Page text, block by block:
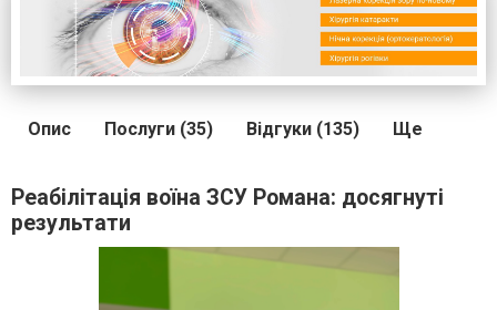
Опис Послуги (35) Відгуки (135) Ще
Реабілітація воїна ЗСУ Романа: досягнуті
результати